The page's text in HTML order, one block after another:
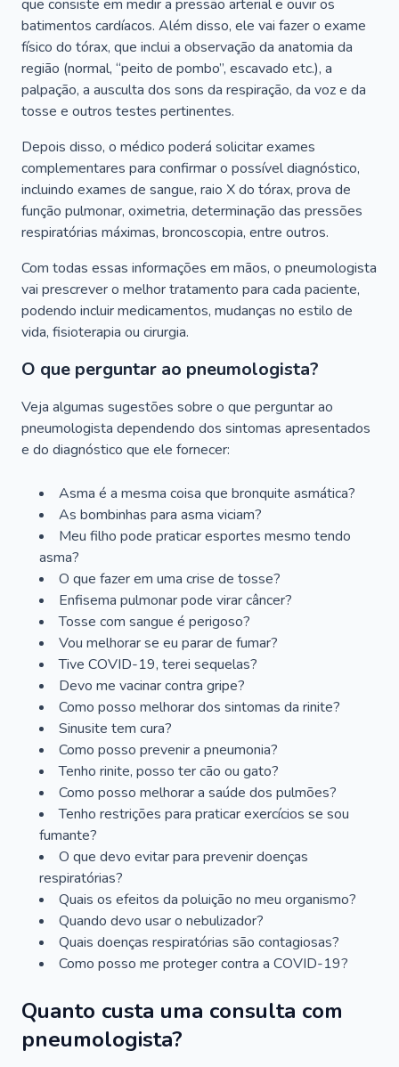
que consiste em medir a pressão arterial e ouvir os
batimentos cardíacos. Além disso, ele vai fazer o exame
físico do tórax, que inclui a observação da anatomia da
região (normal, “peito de pombo”, escavado etc.), a
palpação, a ausculta dos sons da respiração, da voz e da
tosse e outros testes pertinentes.
Depois disso, o médico poderá solicitar exames
complementares para confirmar o possível diagnóstico,
incluindo exames de sangue, raio X do tórax, prova de
função pulmonar, oximetria, determinação das pressões
respiratórias máximas, broncoscopia, entre outros.
Com todas essas informações em mãos, o pneumologista
vai prescrever o melhor tratamento para cada paciente,
podendo incluir medicamentos, mudanças no estilo de
vida, fisioterapia ou cirurgia.
O que perguntar ao pneumologista?
Veja algumas sugestões sobre o que perguntar ao
pneumologista dependendo dos sintomas apresentados
e do diagnóstico que ele fornecer:
Asma é a mesma coisa que bronquite asmática?
As bombinhas para asma viciam?
Meu filho pode praticar esportes mesmo tendo
asma?
O que fazer em uma crise de tosse?
Enfisema pulmonar pode virar câncer?
Tosse com sangue é perigoso?
Vou melhorar se eu parar de fumar?
Tive COVID-19, terei sequelas?
Devo me vacinar contra gripe?
Como posso melhorar dos sintomas da rinite?
Sinusite tem cura?
Como posso prevenir a pneumonia?
Tenho rinite, posso ter cão ou gato?
Como posso melhorar a saúde dos pulmões?
Tenho restrições para praticar exercícios se sou
fumante?
O que devo evitar para prevenir doenças
respiratórias?
Quais os efeitos da poluição no meu organismo?
Quando devo usar o nebulizador?
Quais doenças respiratórias são contagiosas?
Como posso me proteger contra a COVID-19?
Quanto custa uma consulta com
pneumologista?